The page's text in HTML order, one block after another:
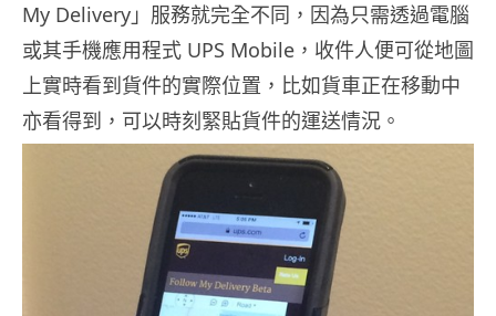
My Delivery」服務就完全不同，因為只需透過電腦
或其手機應用程式 UPS Mobile，收件人便可從地圖
上實時看到貨件的實際位置，比如貨車正在移動中
亦看得到，可以時刻緊貼貨件的運送情況。